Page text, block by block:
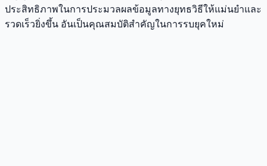
ประสิทธิภาพในการประมวลผลข้อมูลทางยุทธวิธีให้แม่นยำและ
รวดเร็วยิ่งขึ้น อันเป็นคุณสมบัติสำคัญในการรบยุคใหม่